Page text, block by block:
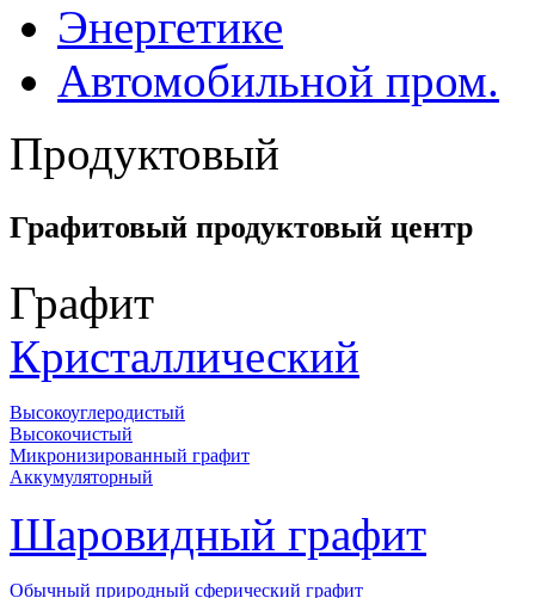
Энергетике
Автомобильной пром.
Продуктовый
Графитовый продуктовый центр
Графит
Кристаллический
Высокоуглеродистый
Высокочистый
Микронизированный графит
Аккумуляторный
Шаровидный графит
Обычный природный сферический графит